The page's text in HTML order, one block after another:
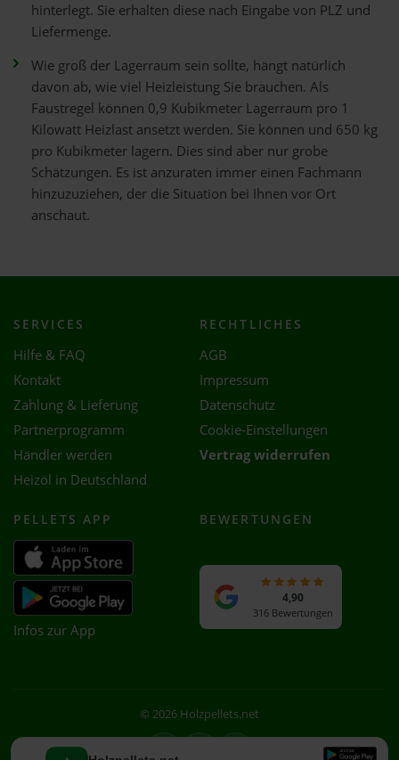
hinterlegt. Sie erhalten diese nach Eingabe von PLZ und
Liefermenge.
Wie groß der Lagerraum sein sollte, hängt natürlich
davon ab, wie viel Heizleistung Sie brauchen. Als
Faustregel können 0,9 Kubikmeter Lagerraum pro 1
Kilowatt Heizlast ansetzt werden. Sie können und 650 kg
pro Kubikmeter lagern. Dies sind aber nur grobe
Schätzungen. Es ist anzuraten immer einen Fachmann
hinzuzuziehen, der die Situation bei Ihnen vor Ort
anschaut.
SERVICES
Hilfe & FAQ
Kontakt
Zahlung & Lieferung
Partnerprogramm
Händler werden
Heizöl in Deutschland
RECHTLICHES
AGB
Impressum
Datenschutz
Cookie-Einstellungen
Vertrag widerrufen
PELLETS APP
Infos zur App
BEWERTUNGEN
4,90
316 Bewertungen
© 2026 Holzpellets.net
Facebook